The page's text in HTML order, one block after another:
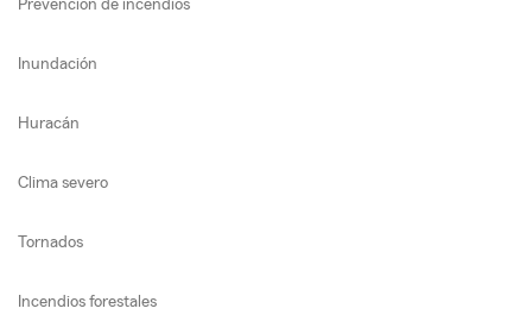
Prevención de incendios
Inundación
Huracán
Clima severo
Tornados
Incendios forestales